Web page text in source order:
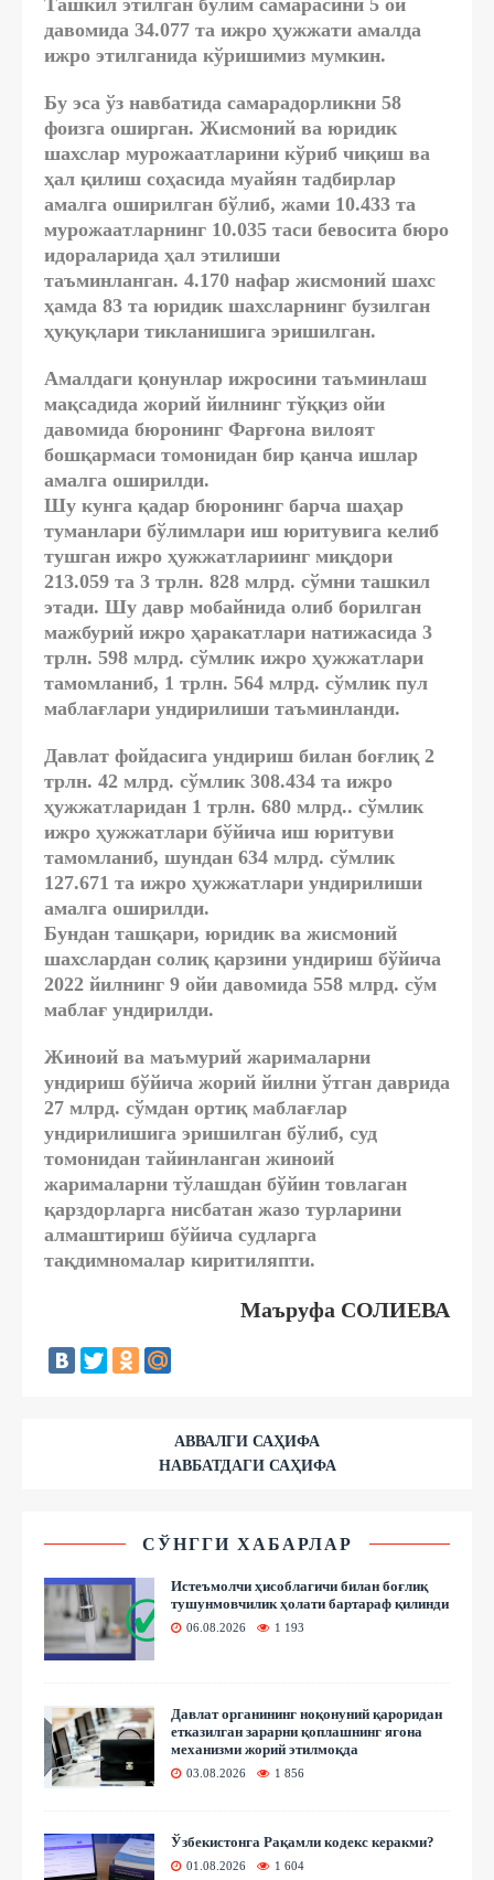
давомида 34.077 та ижро ҳужжати амалда
ижро этилганида кўришимиз мумкин.
Бу эса ўз навбатида самарадорликни 58
фоизга оширган. Жисмоний ва юридик
шахслар мурожаатларини кўриб чиқиш ва
ҳал қилиш соҳасида муайян тадбирлар
амалга оширилган бўлиб, жами 10.433 та
мурожаатларнинг 10.035 таси бевосита бюро
идораларида ҳал этилиши
таъминланган. 4.170 нафар жисмоний шахс
ҳамда 83 та юридик шахсларнинг бузилган
ҳуқуқлари тикланишига эришилган.
Амалдаги қонунлар ижросини таъминлаш
мақсадида жорий йилнинг тўққиз ойи
давомида бюронинг Фарғона вилоят
бошқармаси томонидан бир қанча ишлар
амалга оширилди.
Шу кунга қадар бюронинг барча шаҳар
туманлари бўлимлари иш юритувига келиб
тушган ижро ҳужжатлариинг миқдори
213.059 та 3 трлн. 828 млрд. сўмни ташкил
этади. Шу давр мобайнида олиб борилган
мажбурий ижро ҳаракатлари натижасида 3
трлн. 598 млрд. сўмлик ижро ҳужжатлари
тамомланиб, 1 трлн. 564 млрд. сўмлик пул
маблағлари ундирилиши таъминланди.
Давлат фойдасига ундириш билан боғлиқ 2
трлн. 42 млрд. сўмлик 308.434 та ижро
ҳужжатларидан 1 трлн. 680 млрд.. сўмлик
ижро ҳужжатлари бўйича иш юритуви
тамомланиб, шундан 634 млрд. сўмлик
127.671 та ижро ҳужжатлари ундирилиши
амалга оширилди.
Бундан ташқари, юридик ва жисмоний
шахслардан солиқ қарзини ундириш бўйича
2022 йилнинг 9 ойи давомида 558 млрд. сўм
маблағ ундирилди.
Жиноий ва маъмурий жарималарни
ундириш бўйича жорий йилни ўтган даврида
27 млрд. сўмдан ортиқ маблағлар
ундирилишига эришилган бўлиб, суд
томонидан тайинланган жиноий
жарималарни тўлашдан бўйин товлаган
қарздорларга нисбатан жазо турларини
алмаштириш бўйича судларга
тақдимномалар киритиляпти.
Маъруфа СОЛИЕВА
АВВАЛГИ САҲИФА
НАВБАТДАГИ САҲИФА
СЎНГГИ ХАБАРЛАР
Истеъмолчи ҳисоблагичи билан боғлиқ
тушунмовчилик ҳолати бартараф қилинди
06.08.2026 1 193
Давлат органининг ноқонуний қароридан
етказилган зарарни қоплашнинг ягона
механизми жорий этилмоқда
03.08.2026 1 856
Ўзбекистонга Рақамли кодекс керакми?
01.08.2026 1 604